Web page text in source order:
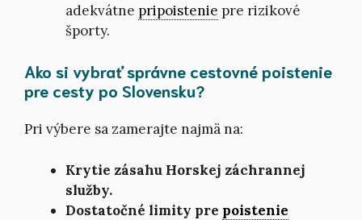
adekvátne pripoistenie pre rizikové
športy.
Ako si vybrať správne cestovné poistenie
pre cesty po Slovensku?
Pri výbere sa zamerajte najmä na:
Krytie zásahu Horskej záchrannej
služby.
Dostatočné limity pre poistenie